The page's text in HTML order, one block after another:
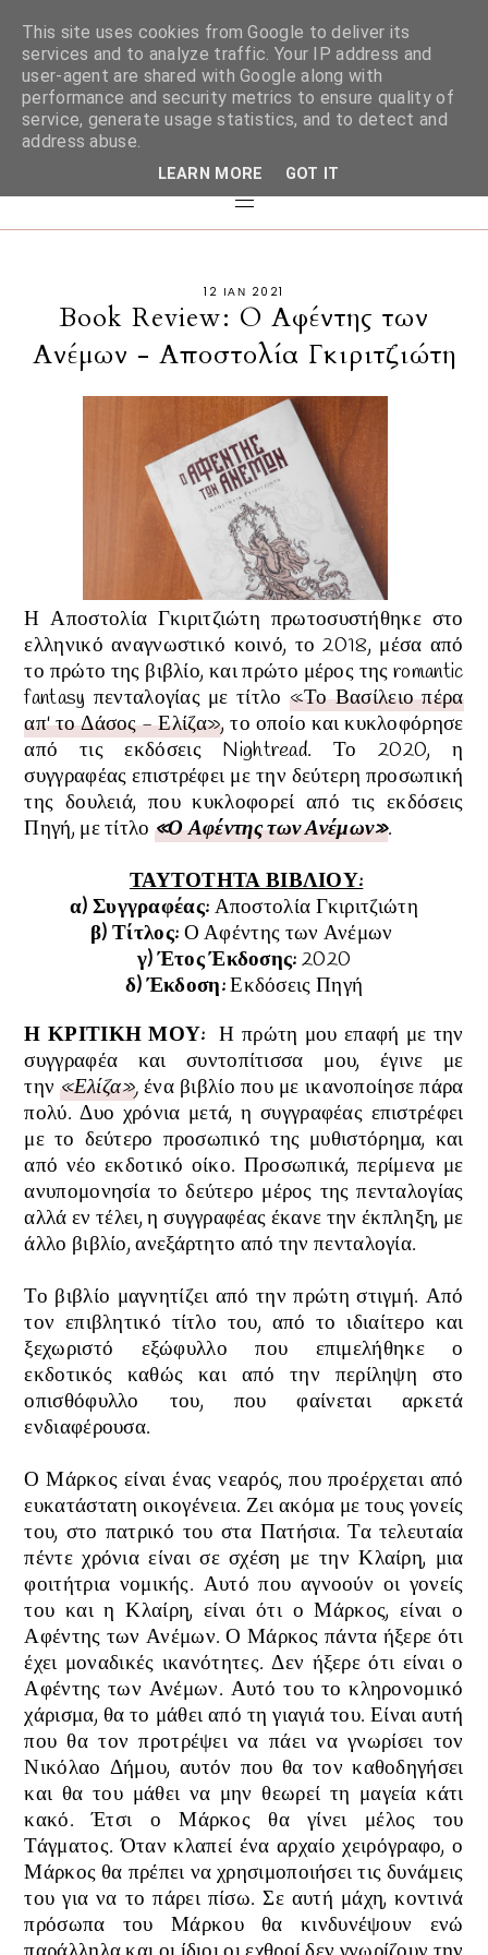
12 ΙΑΝ 2021
Book Review: Ο Αφέντης των
Ανέμων - Αποστολία Γκιριτζιώτη
Η Αποστολία Γκιριτζιώτη πρωτοσυστήθηκε στο
ελληνικό αναγνωστικό κοινό, το 2018, μέσα από
το πρώτο της βιβλίο, και πρώτο μέρος της romantic
fantasy πενταλογίας με τίτλο «Το Βασίλειο πέρα
απ' το Δάσος -Ελίζα», το οποίο και κυκλοφόρησε
από τις εκδόσεις Nightread. Το 2020, η
συγγραφέας επιστρέφει με την δεύτερη προσωπική
της δουλειά, που κυκλοφορεί από τις εκδόσεις
Πηγή, με τίτλο «Ο Αφέντης των Ανέμων».
ΤΑΥΤΟΤΗΤΑ ΒΙΒΛΙΟΥ:
α) Συγγραφέας: Αποστολία Γκιριτζιώτη
β) Τίτλος: Ο Αφέντης των Ανέμων
γ) Έτος Έκδοσης: 2020
δ) Έκδοση:Εκδόσεις Πηγή
Η ΚΡΙΤΙΚΗ ΜΟΥ: Η πρώτη μου επαφή με την
συγγραφέα και συντοπίτισσα μου, έγινε με
την«Ελίζα»,ένα βιβλίο που με ικανοποίησε πάρα
πολύ. Δυο χρόνια μετά, η συγγραφέας επιστρέφει
με το δεύτερο προσωπικό της μυθιστόρημα, και
από νέο εκδοτικό οίκο. Προσωπικά, περίμενα με
ανυπομονησία το δεύτερο μέρος της πενταλογίας
αλλά εν τέλει, η συγγραφέας έκανε την έκπληξη, με
άλλο βιβλίο, ανεξάρτητο από την πενταλογία.
Το βιβλίο μαγνητίζει από την πρώτη στιγμή. Από
τον επιβλητικό τίτλο του, από το ιδιαίτερο και
ξεχωριστό εξώφυλλο που επιμελήθηκε ο
εκδοτικός καθώς και από την περίληψη στο
οπισθόφυλλο του, που φαίνεται αρκετά
ενδιαφέρουσα.
Ο Μάρκος είναι ένας νεαρός, που προέρχεται από
ευκατάστατη οικογένεια. Ζει ακόμα με τους γονείς
του, στο πατρικό του στα Πατήσια. Τα τελευταία
πέντε χρόνια είναι σε σχέση με την Κλαίρη, μια
φοιτήτρια νομικής. Αυτό που αγνοούν οι γονείς
του και η Κλαίρη, είναι ότι ο Μάρκος, είναι ο
Αφέντης των Ανέμων. Ο Μάρκος πάντα ήξερε ότι
έχει μοναδικές ικανότητες. Δεν ήξερε ότι είναιο
Αφέντης των Ανέμων. Αυτό του τοκληρονομικό
χάρισμα, θα το μάθει από τη γιαγιά του. Είναι αυτή
που θα τον προτρέψει να πάει να γνωρίσει τον
Νικόλαο Δήμου, αυτόν που θα τον καθοδηγήσει
και θα του μάθει να μην θεωρεί τη μαγεία κάτι
κακό. Έτσι ο Μάρκος θα γίνει μέλος του
Τάγματος. Όταν κλαπεί ένα αρχαίο χειρόγραφο, ο
Μάρκος θα πρέπει να χρησιμοποιήσει τις δυνάμεις
του για να το πάρει πίσω. Σε αυτή μάχη, κοντινά
πρόσωπα του Μάρκου θα κινδυνέψουν ενώ
This site uses cookies from Google to deliver its
services and to analyze traffic. Your IP address and
user-agent are shared with Google along with
performance and security metrics to ensure quality of
service, generate usage statistics, and to detect and
address abuse.
LEARN MORE GOT IT